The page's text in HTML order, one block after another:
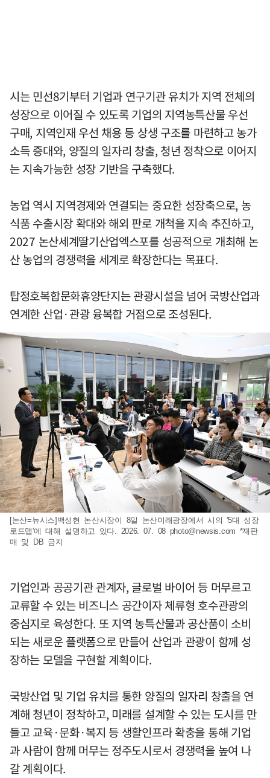
시는 민선8기부터 기업과 연구기관 유치가 지역 전체의
성장으로 이어질 수 있도록 기업의 지역농특산물 우선
구매, 지역인재 우선 채용 등 상생 구조를 마련하고 농가
소득 증대와, 양질의 일자리 창출, 청년 정착으로 이어지
는 지속가능한 성장 기반을 구축했다.
농업 역시 지역경제와 연결되는 중요한 성장축으로, 농
식품 수출시장 확대와 해외 판로 개척을 지속 추진하고,
2027 논산세계딸기산업엑스포를 성공적으로 개최해 논
산 농업의 경쟁력을 세계로 확장한다는 목표다.
탑정호복합문화휴양단지는 관광시설을 넘어 국방산업과
연계한 산업·관광 융복합 거점으로 조성된다.
[논산=뉴시스]백성현 논산시장이 8일 논산미래광장에서 시의 '5대 성장
로드맵'에 대해 설명하고 있다. 2026. 07. 08 photo@newsis.com *재판
매 및 DB 금지
기업인과 공공기관 관계자, 글로벌 바이어 등 머무르고
교류할 수 있는 비즈니스 공간이자 체류형 호수관광의
중심지로 육성한다. 또 지역 농특산물과 공산품이 소비
되는 새로운 플랫폼으로 만들어 산업과 관광이 함께 성
장하는 모델을 구현할 계획이다.
국방산업 및 기업 유치를 통한 양질의 일자리 창출을 연
계해 청년이 정착하고, 미래를 설계할 수 있는 도시를 만
들고 교육·문화·복지 등 생활인프라 확충을 통해 기업
과 사람이 함께 머무는 정주도시로서 경쟁력을 높여 나
갈 계획이다.